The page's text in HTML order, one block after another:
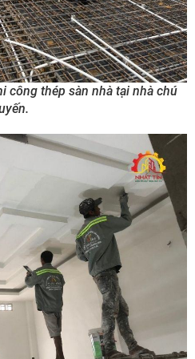
công thép sàn nhà tại nhà chú